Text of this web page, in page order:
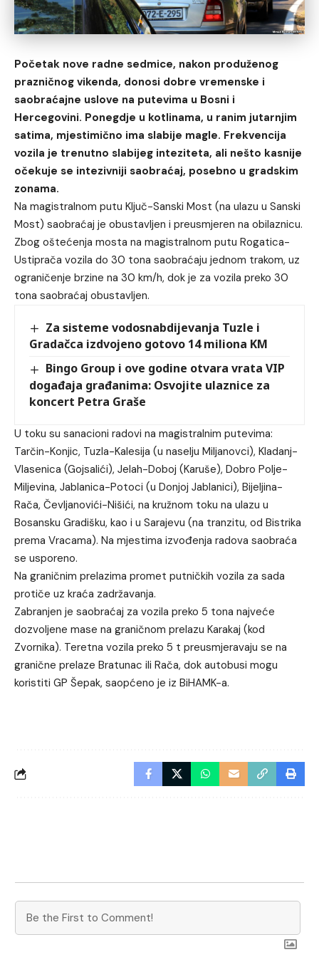
Početak nove radne sedmice, nakon produženog
prazničnog vikenda, donosi dobre vremenske i
saobraćajne uslove na putevima u Bosni i
Hercegovini. Ponegdje u kotlinama, u ranim jutarnjim
satima, mjestimično ima slabije magle. Frekvencija
vozila je trenutno slabijeg inteziteta, ali nešto kasnije
očekuje se intezivniji saobraćaj, posebno u gradskim
zonama.
Na magistralnom putu Ključ-Sanski Most (na ulazu u Sanski
Most) saobraćaj je obustavljen i preusmjeren na obilaznicu.
Zbog oštećenja mosta na magistralnom putu Rogatica-
Ustiprača vozila do 30 tona saobraćaju jednom trakom, uz
ograničenje brzine na 30 km/h, dok je za vozila preko 30
tona saobraćaj obustavljen.
Za sisteme vodosnabdijevanja Tuzle i
Gradačca izdvojeno gotovo 14 miliona KM
Bingo Group i ove godine otvara vrata VIP
događaja građanima: Osvojite ulaznice za
koncert Petra Graše
U toku su sanacioni radovi na magistralnim putevima:
Tarčin-Konjic, Tuzla-Kalesija (u naselju Miljanovci), Kladanj-
Vlasenica (Gojsalići), Jelah-Doboj (Karuše), Dobro Polje-
Miljevina, Jablanica-Potoci (u Donjoj Jablanici), Bijeljina-
Rača, Čevljanovići-Nišići, na kružnom toku na ulazu u
Bosansku Gradišku, kao i u Sarajevu (na tranzitu, od Bistrika
prema Vracama). Na mjestima izvođenja radova saobraća
se usporeno.
Na graničnim prelazima promet putničkih vozila za sada
protiče uz kraća zadržavanja.
Zabranjen je saobraćaj za vozila preko 5 tona najveće
dozvoljene mase na graničnom prelazu Karakaj (kod
Zvornika). Teretna vozila preko 5 t preusmjeravaju se na
granične prelaze Bratunac ili Rača, dok autobusi mogu
koristiti GP Šepak, saopćeno je iz BiHAMK-a.